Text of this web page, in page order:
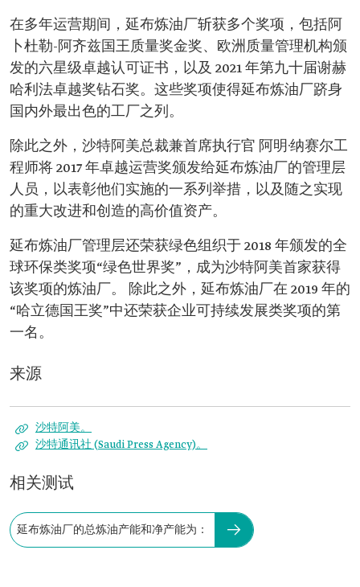
在多年运营期间，延布炼油厂斩获多个奖项，包括阿
卜杜勒-阿齐兹国王质量奖金奖、欧洲质量管理机构颁
发的六星级卓越认可证书，以及 2021 年第九十届谢赫
哈利法卓越奖钻石奖。这些奖项使得延布炼油厂跻身
国内外最出色的工厂之列。
除此之外，沙特阿美总裁兼首席执行官 阿明·纳赛尔工
程师将 2017 年卓越运营奖颁发给延布炼油厂的管理层
人员，以表彰他们实施的一系列举措，以及随之实现
的重大改进和创造的高价值资产。
延布炼油厂管理层还荣获绿色组织于 2018 年颁发的全
球环保类奖项“绿色世界奖”，成为沙特阿美首家获得
该奖项的炼油厂。 除此之外，延布炼油厂在 2019 年的
“哈立德国王奖”中还荣获企业可持续发展类奖项的第
一名。
来源
沙特阿美。
沙特通讯社 (Saudi Press Agency)。
相关测试
延布炼油厂的总炼油产能和净产能为：